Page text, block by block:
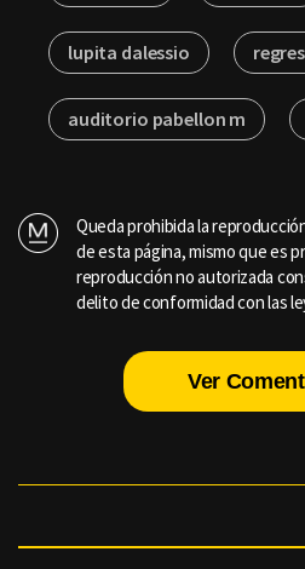
lupita dalessio
auditorio pabellon m
Queda prohibida la
de esta página, mismo que es
reproducción no autorizada
delito de conformidad con las
Ver